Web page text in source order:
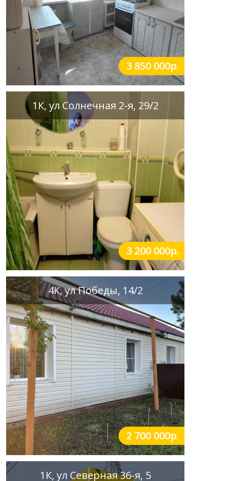
3 850 000р.
1К, ул Солнечная 2-я, 29/2
3 200 000р.
4К, ул Победы, 14/2
2 700 000р.
1К, ул Северная 36-я, 5